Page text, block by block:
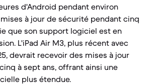
d'Android pendant environ
à jour de sécurité pendant cinq
que son support logiciel est en
L'iPad Air M3, plus récent avec
devrait recevoir des mises à jour
à sept ans, offrant ainsi une
plus étendue.